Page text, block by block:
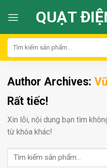
QUẠT
Tìm
kiếm:
Author Archives:
Rất tiếc!
Xin lỗi, nội dung bạn tìm
từ khóa khác!